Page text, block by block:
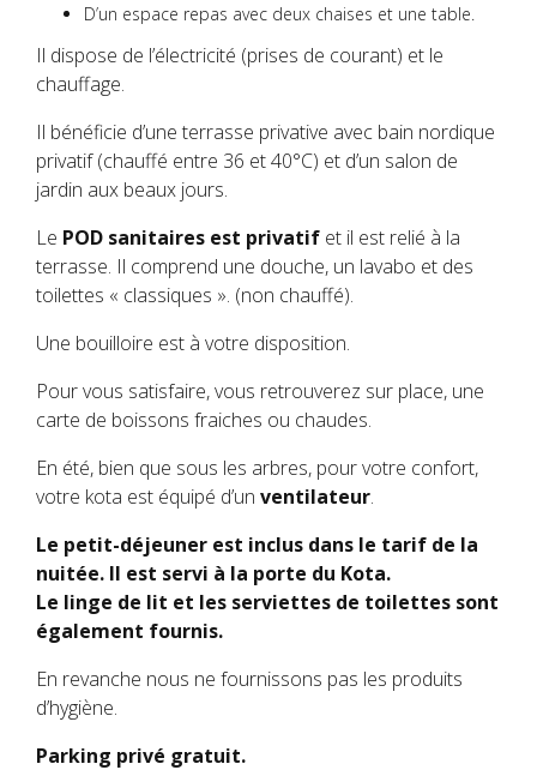
D’un espace repas avec deux chaises et une table.
Il dispose de l’électricité (prises de courant) et le
chauffage.
Il bénéficie d’une terrasse privative avec bain nordique
privatif (chauffé entre 36 et 40°C) et d’un salon de
jardin aux beaux jours.
Le POD sanitaires est privatif et il est relié à la
terrasse. Il comprend une douche, un lavabo et des
toilettes « classiques ». (non chauffé).
Une bouilloire est à votre disposition.
Pour vous satisfaire, vous retrouverez sur place, une
carte de boissons fraiches ou chaudes.
En été, bien que sous les arbres, pour votre confort,
votre kota est équipé d’un ventilateur.
Le petit-déjeuner est inclus dans le tarif de la
nuitée. Il est servi à la porte du Kota.
Le linge de lit et les serviettes de toilettes sont
également fournis.
En revanche nous ne fournissons pas les produits
d’hygiène.
Parking privé gratuit.